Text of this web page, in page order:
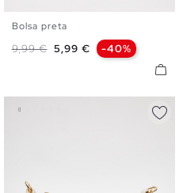
Bolsa preta
Preço normal
9,99 € Preço
5,99 € -40%